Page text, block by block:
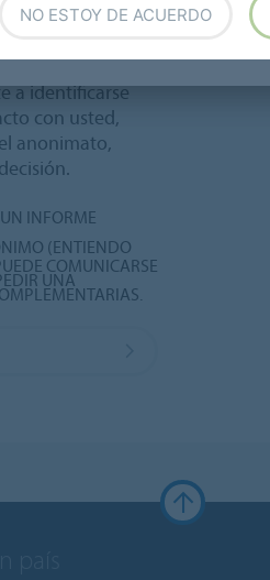
a identificarse
con usted,
anonimato,
INFORME
(ENTIENDO
COMUNICARSE
UNA
NO ESTOY DE ACUERDO